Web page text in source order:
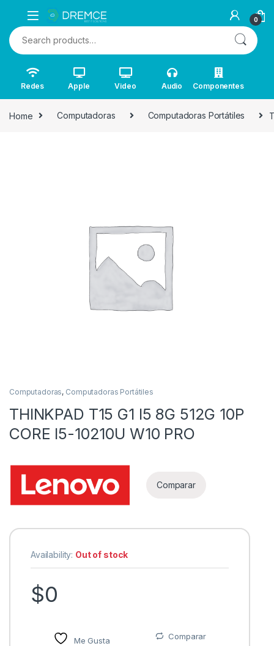
0
Search for:
Redes Apple Video Audio Componentes
Home Computadoras Computadoras Portátiles
Computadoras, Computadoras Portátiles
THINKPAD T15 G1 I5 8G 512G 10P
CORE I5-10210U W10 PRO
Comparar
Availability: Out of stock
$0
Me Gusta Comparar